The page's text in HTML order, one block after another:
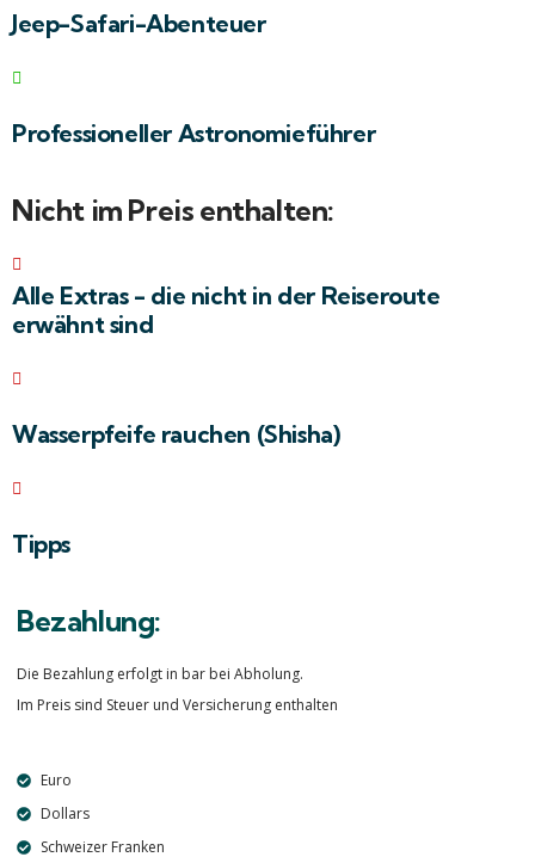
Jeep-Safari-Abenteuer
Professioneller Astronomieführer
Nicht im Preis enthalten:
Alle Extras - die nicht in der Reiseroute
erwähnt sind
Wasserpfeife rauchen (Shisha)
Tipps
Bezahlung:
Die Bezahlung erfolgt in bar bei Abholung.
Im Preis sind Steuer und Versicherung enthalten
Euro
Dollars
Schweizer Franken